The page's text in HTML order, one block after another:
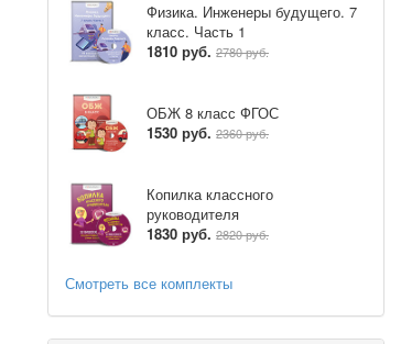
Физика. Инженеры будущего. 7
класс. Часть 1
1810 руб. 2780 руб.
ОБЖ 8 класс ФГОС
1530 руб. 2360 руб.
Копилка классного
руководителя
1830 руб. 2820 руб.
Смотреть все комплекты